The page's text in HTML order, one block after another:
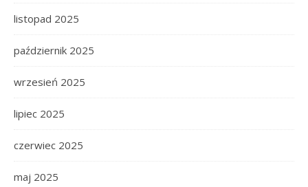
listopad 2025
październik 2025
wrzesień 2025
lipiec 2025
czerwiec 2025
maj 2025